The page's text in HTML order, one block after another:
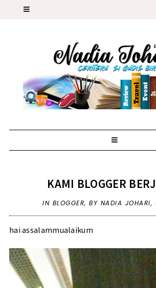
KAMI BLOGGER
IN BLOGGER,BY NADIA JOHARI,
hai assalammualaikum